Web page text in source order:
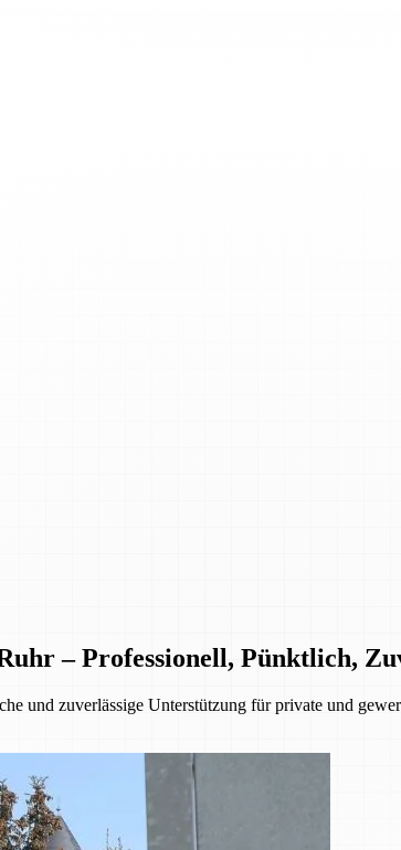
– Professionell, Pünktlich,
und zuverlässige Unterstützung für private und